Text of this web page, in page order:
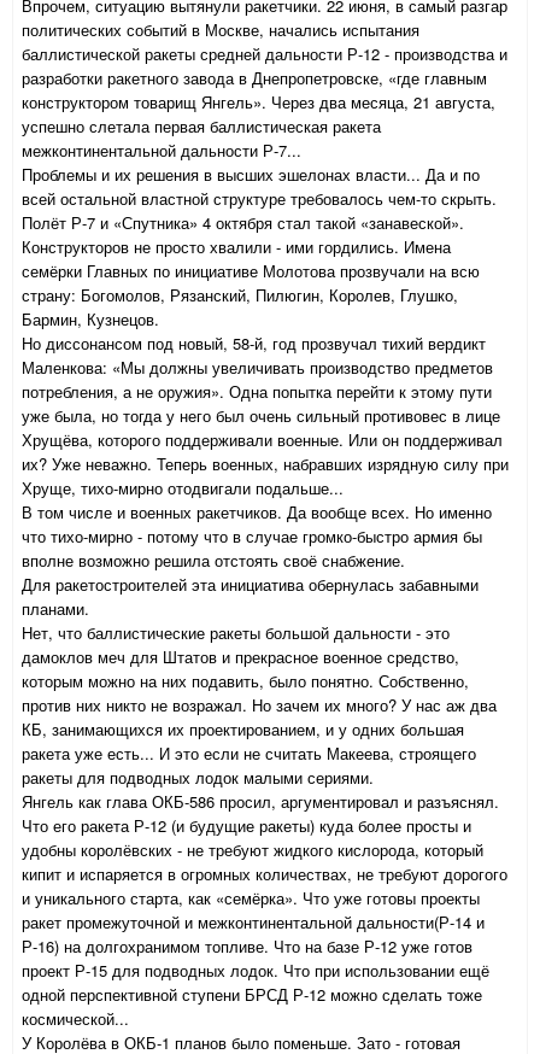
Впрочем, ситуацию вытянули ракетчики. 22 июня, в самый разгар
политических событий в Москве, начались испытания
баллистической ракеты средней дальности Р-12 - производства и
разработки ракетного завода в Днепропетровске, «где главным
конструктором товарищ Янгель». Через два месяца, 21 августа,
успешно слетала первая баллистическая ракета
межконтинентальной дальности Р-7...
Проблемы и их решения в высших эшелонах власти... Да и по
всей остальной властной структуре требовалось чем-то скрыть.
Полёт Р-7 и «Спутника» 4 октября стал такой «занавеской».
Конструкторов не просто хвалили - ими гордились. Имена
семёрки Главных по инициативе Молотова прозвучали на всю
страну: Богомолов, Рязанский, Пилюгин, Королев, Глушко,
Бармин, Кузнецов.
Но диссонансом под новый, 58-й, год прозвучал тихий вердикт
Маленкова: «Мы должны увеличивать производство предметов
потребления, а не оружия». Одна попытка перейти к этому пути
уже была, но тогда у него был очень сильный противовес в лице
Хрущёва, которого поддерживали военные. Или он поддерживал
их? Уже неважно. Теперь военных, набравших изрядную силу при
Хруще, тихо-мирно отодвигали подальше...
В том числе и военных ракетчиков. Да вообще всех. Но именно
что тихо-мирно - потому что в случае громко-быстро армия бы
вполне возможно решила отстоять своё снабжение.
Для ракетостроителей эта инициатива обернулась забавными
планами.
Нет, что баллистические ракеты большой дальности - это
дамоклов меч для Штатов и прекрасное военное средство,
которым можно на них подавить, было понятно. Собственно,
против них никто не возражал. Но зачем их много? У нас аж два
КБ, занимающихся их проектированием, и у одних большая
ракета уже есть... И это если не считать Макеева, строящего
ракеты для подводных лодок малыми сериями.
Янгель как глава ОКБ-586 просил, аргументировал и разъяснял.
Что его ракета Р-12 (и будущие ракеты) куда более просты и
удобны королёвских - не требуют жидкого кислорода, который
кипит и испаряется в огромных количествах, не требуют дорогого
и уникального старта, как «семёрка». Что уже готовы проекты
ракет промежуточной и межконтинентальной дальности(Р-14 и
Р-16) на долгохранимом топливе. Что на базе Р-12 уже готов
проект Р-15 для подводных лодок. Что при использовании ещё
одной перспективной ступени БРСД Р-12 можно сделать тоже
космической...
У Королёва в ОКБ-1 планов было поменьше. Зато - готовая